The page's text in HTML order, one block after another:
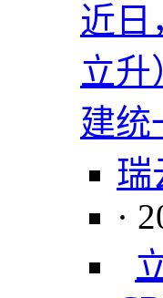
近日
立升
建
瑞
·